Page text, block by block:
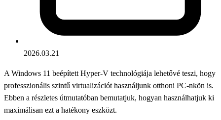
2026.03.21
A Windows 11 beépített Hyper-V technológiája lehetővé teszi, hogy
professzionális szintű virtualizációt használjunk otthoni PC-nkön is.
Ebben a részletes útmutatóban bemutatjuk, hogyan használhatjuk ki
maximálisan ezt a hatékony eszközt.